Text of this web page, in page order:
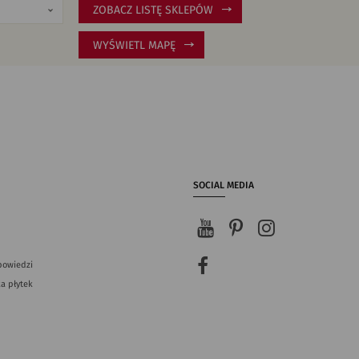
ZOBACZ LISTĘ SKLEPÓW
WYŚWIETL MAPĘ
płytek
SOCIAL MEDIA